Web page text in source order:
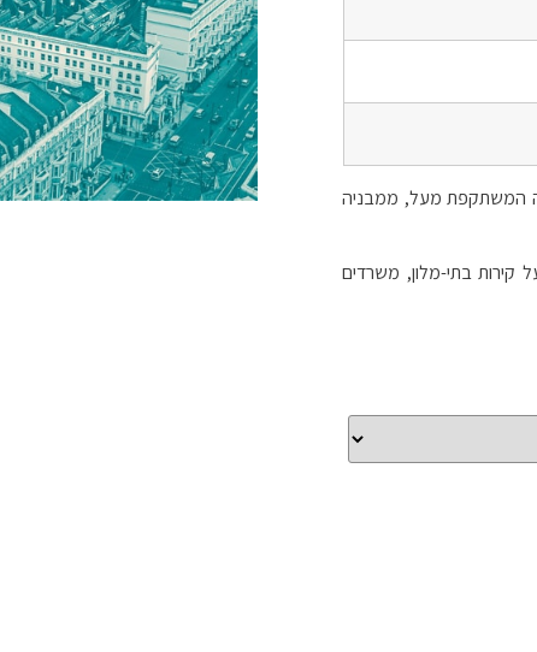
המשתקפת מעל, ממבניה
קירות בתי-מלון, משרדים